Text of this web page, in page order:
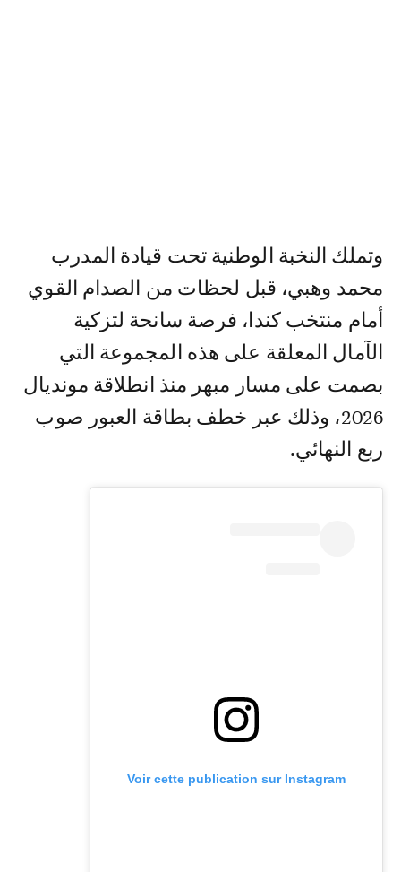
وتملك النخبة الوطنية تحت قيادة المدرب
محمد وهبي، قبل لحظات من الصدام القوي
أمام منتخب كندا، فرصة سانحة لتزكية
الآمال المعلقة على هذه المجموعة التي
بصمت على مسار مبهر منذ انطلاقة مونديال
2026، وذلك عبر خطف بطاقة العبور صوب
ربع النهائي.
Voir cette publication sur Instagram